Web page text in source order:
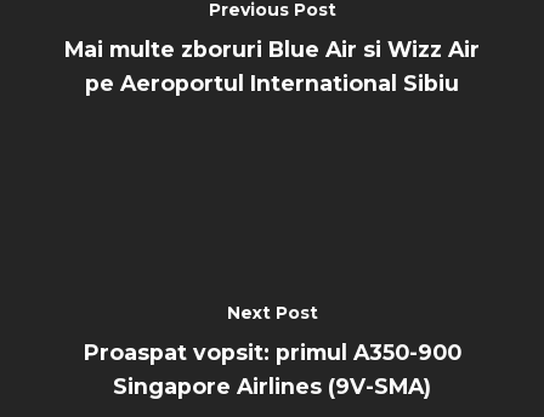
Previous Post
Mai multe zboruri Blue Air si Wizz Air
pe Aeroportul International Sibiu
Next Post
Proaspat vopsit: primul A350-900
Singapore Airlines (9V-SMA)